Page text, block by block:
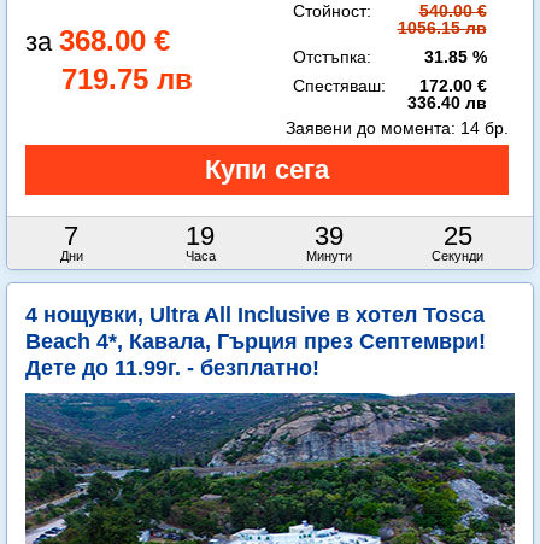
368.00 €
719.75 лв
Стойност:
540.00 €
1056.15 лв
Отстъпка:
31.85 %
Спестяваш:
172.00 €
336.40 лв
7
Дни
19
Часа
39
Минути
24
Секунди
Заявени до момента: 14 бр.
4 нощувки, Ultra All Inclusive в хотел Tosca
Beach 4*, Кавала, Гърция през Септември!
Дете до 11.99г. - безплатно!